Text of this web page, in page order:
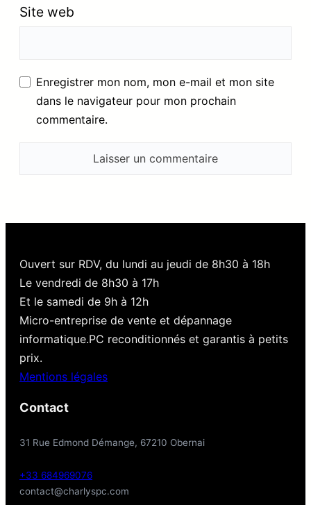
Site web
Enregistrer mon nom, mon e-mail et mon site
dans le navigateur pour mon prochain
commentaire.
Ouvert sur RDV, du lundi au jeudi de 8h30 à 18h
Le vendredi de 8h30 à 17h
Et le samedi de 9h à 12h
Micro-entreprise de vente et dépannage
informatique.PC reconditionnés et garantis à petits
prix.
Mentions légales
Contact
31 Rue Edmond Démange, 67210 Obernai
+33 684969076
contact@charlyspc.com